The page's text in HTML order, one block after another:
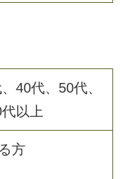
40代、50代、
以上
方